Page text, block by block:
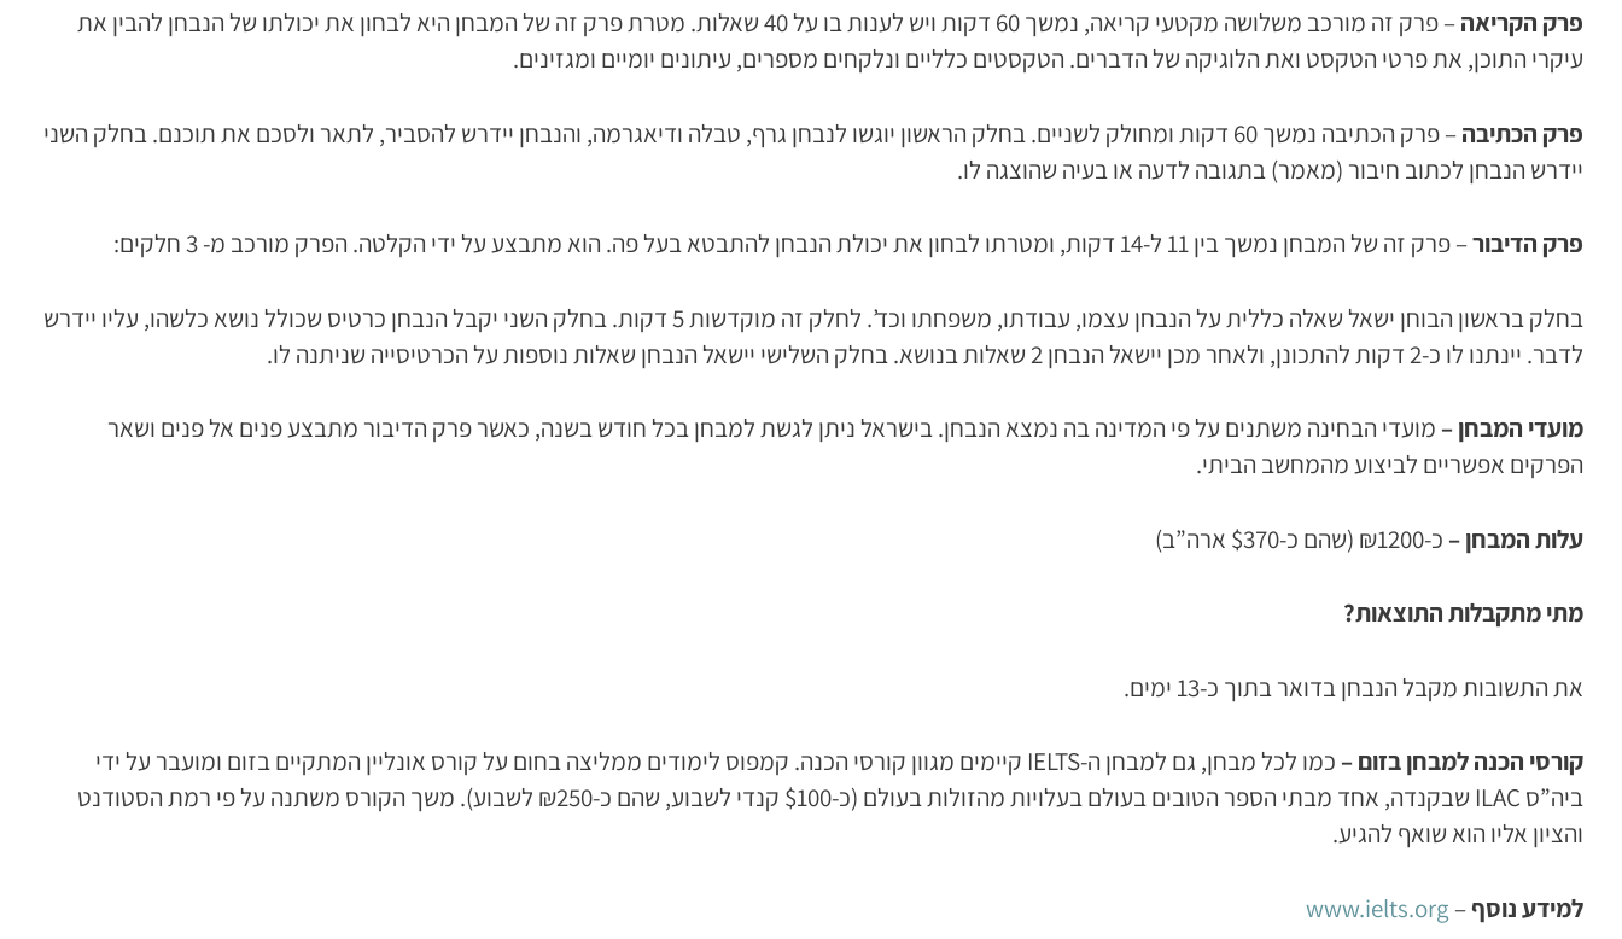
פרק הקריאה
– פרק זה מורכב משלושה מקטעי קריאה, נמשך 60 דקות ויש לענות בו על 40 שאלות. מטרת פרק זה של המבחן היא לבחון את יכולתו של הנבחן להבין את
עיקרי התוכן, את פרטי הטקסט ואת הלוגיקה של הדברים. הטקסטים כלליים ונלקחים מספרים, עיתונים יומיים ומגזינים.
פרק הכתיבה
– פרק הכתיבה נמשך 60 דקות ומחולק לשניים. בחלק הראשון יוגשו לנבחן גרף, טבלה ודיאגרמה, והנבחן יידרש להסביר, לתאר ולסכם את תוכנם. בחלק השני
יידרש הנבחן לכתוב חיבור (מאמר) בתגובה לדעה או בעיה שהוצגה לו.
פרק הדיבור– פרק זה של המבחן נמשך בין 11 ל-14 דקות, ומטרתו לבחון את יכולת הנבחן להתבטא בעל פה. הוא מתבצע על ידי הקלטה. הפרק מורכב מ- 3 חלקים:
בחלק בראשון הבוחן ישאל שאלה כללית על הנבחן עצמו, עבודתו, משפחתו וכד’. לחלק זה מוקדשות 5 דקות. בחלק השני יקבל הנבחן כרטיס שכולל נושא כלשהו, עליו יידרש
לדבר. יינתנו לו כ-2 דקות להתכונן, ולאחר מכן יישאל הנבחן 2 שאלות בנושא. בחלק השלישי יישאל הנבחן שאלות נוספות על הכרטיסייה שניתנה לו.
מועדי המבחן – מועדי הבחינה משתנים על פי המדינה בה נמצא הנבחן. בישראל ניתן לגשת למבחן בכל חודש בשנה, כאשר פרק הדיבור מתבצע פנים אל פנים ושאר
הפרקים אפשריים לביצוע מהמחשב הביתי.
עלות המבחן – כ-₪1200 (שהם כ-$370 ארה”ב)
מתי מתקבלות התוצאות?
את התשובות מקבל הנבחן בדואר בתוך כ-13 ימים.
קורסי הכנה למבחן בזום –
כמו לכל מבחן, גם למבחן ה-IELTS קיימים מגוון קורסי הכנה. קמפוס לימודים ממליצה בחום על קורס אונליין המתקיים בזום ומועבר על ידי
ביה”ס ILAC שבקנדה, אחד מבתי הספר הטובים בעולם בעלויות מהזולות בעולם (כ-$100 קנדי לשבוע, שהם כ-₪250 לשבוע). משך הקורס משתנה על פי רמת הסטודנט
והציון אליו הוא שואף להגיע.
למידע נוסף–
www.ielts.org